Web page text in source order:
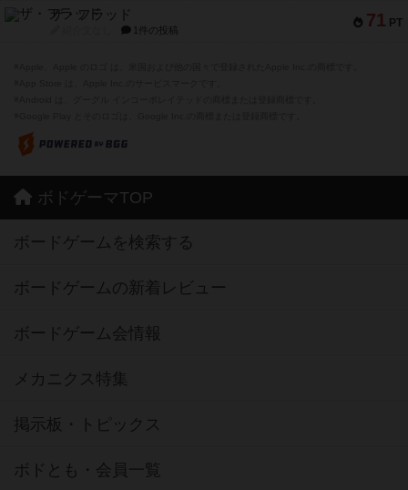
71 PT
ザ・フラッド
1件の投稿
ボドゲーマTOP
ボードゲームを検索する
ボードゲームの新着レビュー
ボードゲーム会情報
メカニクス特集
掲示板・トピックス
ボドとも・会員一覧